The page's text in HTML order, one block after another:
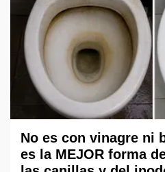
No es con vinagre ni
es la MEJOR forma